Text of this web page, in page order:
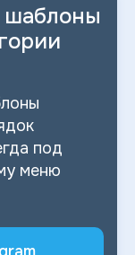
шаблоны
под
меню